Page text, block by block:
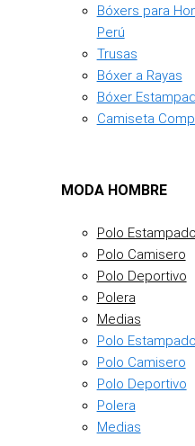
Bóxers para
Perú
Trusas
Bóxer a Rayas
Bóxer
Camiseta
MODA HOMBRE
Polo Estampado
Polo Camisero
Polo Deportivo
Polera
Medias
Polo Estampado
Polo Camisero
Polo Deportivo
Polera
Medias